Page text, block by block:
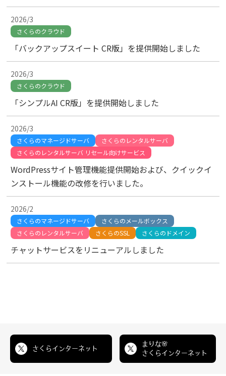
2026/3
さくらのクラウド
「バックアップスイート CR版」を提供開始しました
2026/3
さくらのクラウド
「シンプルAI CR版」を提供開始しました
2026/3
さくらのマネージドサーバ
さくらのレンタルサーバ
さくらのレンタルサーバ リセール向けサービス
WordPressサイト管理機能提供開始および、クイックイ
ンストール機能の改修を行いました。
2026/2
さくらのマネージドサーバ
さくらのメールボックス
さくらのレンタルサーバ
さくらのSSL さくらのドメイン
チャットサービスをリニューアルしました
さくらインターネット
まりな🌸
さくらインターネット